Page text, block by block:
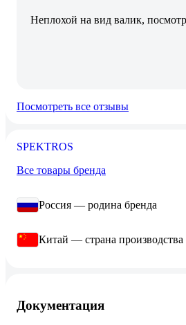
Неплохой на вид валик,
Посмотреть все отзывы
SPEKTROS
Все товары бренда
Россия — родина бренда
Китай — страна производства
Документация